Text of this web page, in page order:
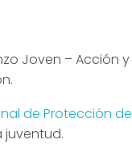
Joven – Acción y
de Protección de
juventud.